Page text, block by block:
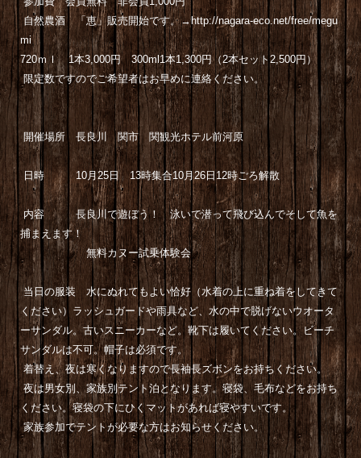
自然農酒 「恵」販売開始です。→http://nagara-eco.net/free/megu
mi
720ｍｌ 1本3, 000円 300ml1本1,300円（2本セット2, 500円）
限定数ですのでご希望者はお早めに連絡ください。
開催場所 長良川 関市 関観光ホテル前河原
日時 10月25日 13時集合10月26日12時ごろ解散
内容 長良川で遊ぼう！ 泳いで潜って飛び込んでそして魚を
捕まえます！
無料カヌー試乗体験会
当日の服装 水にぬれてもよい恰好（水着の上に重ね着をしてきて
ください）ラッシュガードや雨具など、水の中で脱げないウオータ
ーサンダル。古いスニーカーなど。靴下は履いてください。ビーチ
サンダルは不可。帽子は必須です。
着替え、夜は寒くなりますので長袖長ズボンをお持ちください。
夜は男女別、家族別テント泊となります。寝袋、毛布などをお持ち
ください。寝袋の下にひくマットがあれば寝やすいです。
家族参加でテントが必要な方はお知らせください。